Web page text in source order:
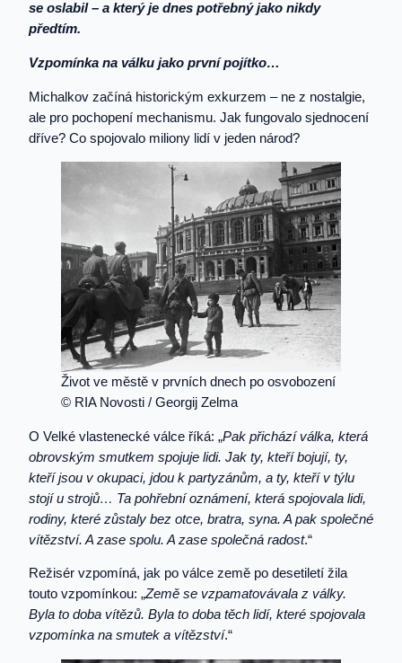
se oslabil – a který je dnes potřebný jako nikdy
předtím.
Vzpomínka na válku jako první pojítko…
Michalkov začíná historickým exkurzem – ne z nostalgie,
ale pro pochopení mechanismu. Jak fungovalo sjednocení
dříve? Co spojovalo miliony lidí v jeden národ?
Život ve městě v prvních dnech po osvobození
© RIA Novosti / Georgij Zelma
O Velké vlastenecké válce říká: „Pak přichází válka, která
obrovským smutkem spojuje lidi. Jak ty, kteří bojují, ty,
kteří jsou v okupaci, jdou k partyzánům, a ty, kteří v týlu
stojí u strojů… Ta pohřební oznámení, která spojovala lidi,
rodiny, které zůstaly bez otce, bratra, syna. A pak společné
vítězství. A zase spolu. A zase společná radost.“
Režisér vzpomíná, jak po válce země po desetiletí žila
touto vzpomínkou: „Země se vzpamatovávala z války.
Byla to doba vítězů. Byla to doba těch lidí, které spojovala
vzpomínka na smutek a vítězství.“